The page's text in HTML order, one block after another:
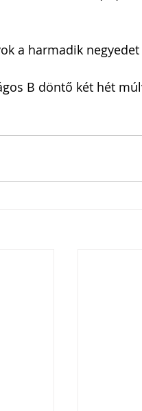
a harmadik
B döntő két hét